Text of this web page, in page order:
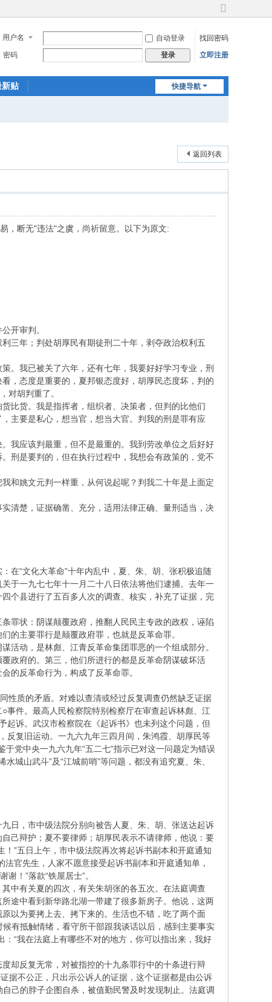
切
到
宽
用户名 自动登录
找回密码
密码
登录 立即注册
快捷导航
新贴
返回列表
，断无"违法"之虞，尚祈留意。以下为原文:
开审判。
三年；判处胡厚民有期徒刑二十年，剥夺政治权利五
。我已被关了六年，还有七年，我要好好学习专业，刑
，态度是重要的，夏邦银态度好，胡厚民态度坏，判的
对胡判重了。
比货。我是指挥者，组织者、决策者，但判的比他们
主要是私心，想当官，想当大官。判我的刑是罪有应
我应该判最重，但不是最重的。我到劳改单位之后好好
刑是要判的，但在执行过程中，我想会有政策的，党不
和姚文元判一样重，从何说起呢？判我二十年是上面定
清楚，证据确凿、充分，适用法律正确、量刑适当，决
在“文化大革命”十年内乱中，夏、朱、胡、张积极追随
于一九七七年十一月二十八日依法将他们逮捕。去年一
个县进行了五百多人次的调查、核实，补充了证据，完
罪状：阴谋颠覆政府，推翻人民民主专政的政权，诬陷
的主要罪行是颠覆政府罪，也就是反革命罪。
活动，是林彪、江青反革命集团罪恶的一个组成部分。
政府的。第三，他们所进行的都是反革命阴谋破坏活
的反革命行为，构成了反革命罪。
性质的矛盾。对难以查清或经过反复调查仍然缺乏证据
事件。最高人民检察院特别检察厅在审查起诉林彪、江
起诉。武汉市检察院在《起诉书》也未列这个问题，但
反复旧运动。一九六九年三四月间，朱鸿霞、胡厚民等
党中央一九六九年“五二七”指示已对这一问题定为错误
城山武斗”及“江城前哨”等问题，都没有追究夏、朱、
日，市中级法院分别向被告人夏、朱、胡、张送达起诉
己辩护；夏不要律师；胡厚民表示不请律师，他说：要
”五日上午，市中级法院再次将起诉书副本和开庭通知
官先生，人家不愿意接受起诉书副本和开庭通知单，
！”落款“铁屋居士”。
中有关夏的四次，有关朱胡张的各五次。在法庭调查
途中看到新华路北湖一带建了很多新房子。他说，这两
以为要拷上去、拷下来的。生活也不错，吃了两个面
有抵触情绪，看守所干部跟我谈话以后，感到主要事实
“我在法庭上有哪些不对的地方，你可以指出来，我好
却反复无常，对被指控的十九条罪行中的十条进行辩
据不公正，只出示公诉人的证据，这个证据都是由公诉
己的脖子企图自杀，被值勤民警及时发现制止。法庭调